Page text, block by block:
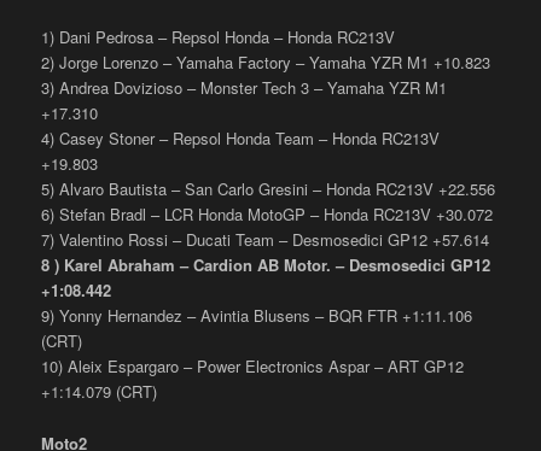
1) Dani Pedrosa – Repsol Honda – Honda RC213V
2) Jorge Lorenzo – Yamaha Factory – Yamaha YZR M1 +10.823
3) Andrea Dovizioso – Monster Tech 3 – Yamaha YZR M1
+17.310
4) Casey Stoner – Repsol Honda Team – Honda RC213V
+19.803
5) Alvaro Bautista – San Carlo Gresini – Honda RC213V +22.556
6) Stefan Bradl – LCR Honda MotoGP – Honda RC213V +30.072
7) Valentino Rossi – Ducati Team – Desmosedici GP12 +57.614
8 ) Karel Abraham – Cardion AB Motor. – Desmosedici GP12
+1:08.442
9) Yonny Hernandez – Avintia Blusens – BQR FTR +1:11.106
(CRT)
10) Aleix Espargaro – Power Electronics Aspar – ART GP12
+1:14.079 (CRT)
Moto2